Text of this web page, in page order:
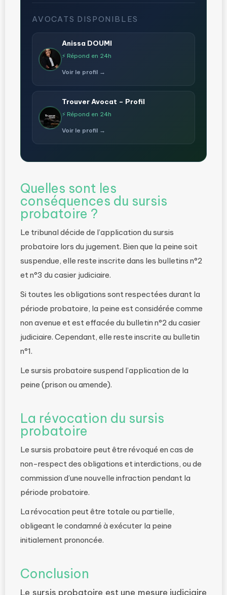
AVOCATS DISPONIBLES
Anissa DOUMI
⚡ Répond en 24h
Voir le profil →
Trouver Avocat – Profil
⚡ Répond en 24h
Voir le profil →
Quelles sont les
conséquences du sursis
probatoire ?
Le tribunal décide de l’application du sursis
probatoire lors du jugement. Bien que la peine soit
suspendue, elle reste inscrite dans les bulletins n°2
et n°3 du casier judiciaire.
Si toutes les obligations sont respectées durant la
période probatoire, la peine est considérée comme
non avenue et est effacée du bulletin n°2 du casier
judiciaire. Cependant, elle reste inscrite au bulletin
n°1.
Le sursis probatoire suspend l’application de la
peine (prison ou amende).
La révocation du sursis
probatoire
Le sursis probatoire peut être révoqué en cas de
non-respect des obligations et interdictions, ou de
commission d’une nouvelle infraction pendant la
période probatoire.
La révocation peut être totale ou partielle,
obligeant le condamné à exécuter la peine
initialement prononcée.
Conclusion
Le sursis probatoire est une mesure judiciaire